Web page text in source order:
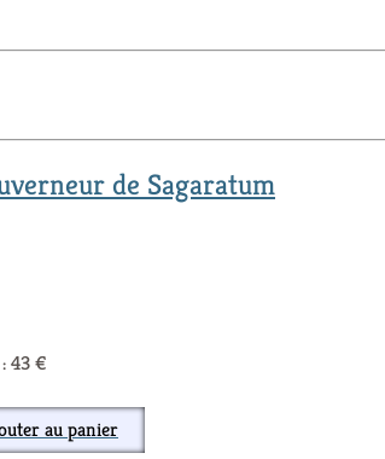
de Sagaratum
43 €
au panier